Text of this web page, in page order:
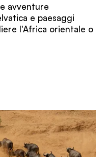
avventure
e paesaggi
l'Africa orientale o